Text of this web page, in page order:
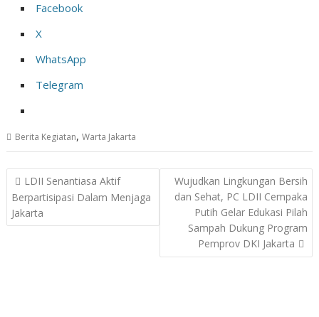
Facebook
X
WhatsApp
Telegram
Berita Kegiatan,Warta Jakarta
Post
navigation
LDII Senantiasa Aktif
Berpartisipasi Dalam Menjaga
Jakarta
Wujudkan Lingkungan Bersih
dan Sehat, PC LDII Cempaka
Putih Gelar Edukasi Pilah
Sampah Dukung Program
Pemprov DKI Jakarta